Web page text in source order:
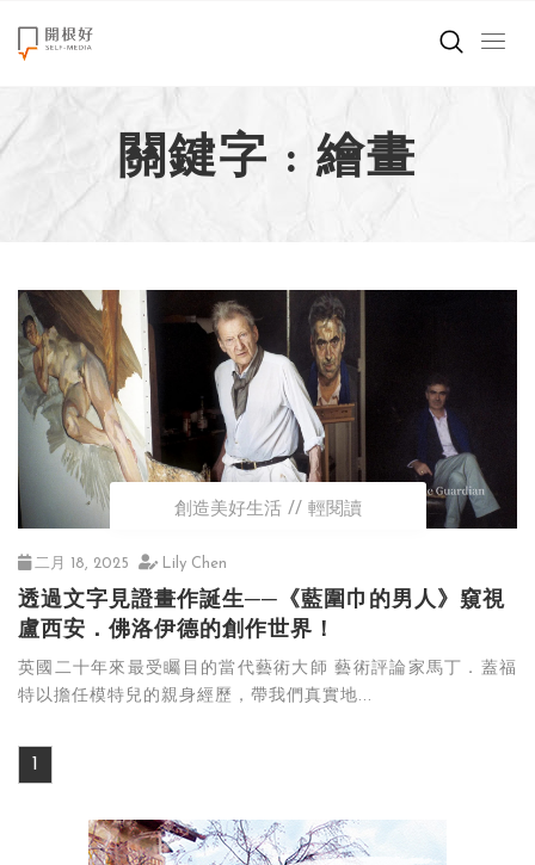
來點正能量
世界在想什麼
創造美好生活
職場商業經濟
影片專區
關於我們
關鍵字 : 繪畫
創造美好生活 輕閱讀
二月 18, 2025 Lily Chen
透過文字見證畫作誕生──《藍圍巾的男人》窺視
盧西安．佛洛伊德的創作世界！
英國二十年來最受矚目的當代藝術大師 藝術評論家馬丁．蓋福
特以擔任模特兒的親身經歷，帶我們真實地...
1